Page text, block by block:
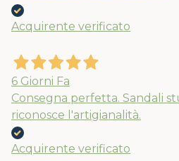
Acquirente verificato
6 Giorni Fa
Consegna perfetta. Sandali
riconosce l'artigianalità.
Acquirente verificato